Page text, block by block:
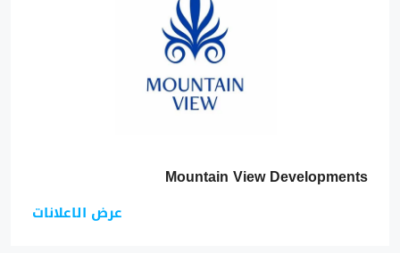
Mountain View Developments
عرض الاعلانات